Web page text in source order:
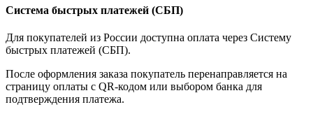
Система быстрых платежей (СБП)
Для покупателей из России доступна оплата через Систему
быстрых платежей (СБП).
После оформления заказа покупатель перенаправляется на
страницу оплаты с QR-кодом или выбором банка для
подтверждения платежа.